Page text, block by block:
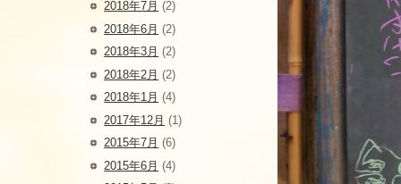
2018年7月 (2)
2018年6月 (2)
2018年3月 (2)
2018年2月 (2)
2018年1月 (4)
2017年12月 (1)
2015年7月 (6)
2015年6月 (4)